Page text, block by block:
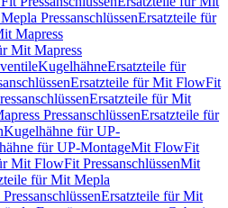
PressanschlüssenErsatzteile für
Mapress
Mit Mapress
KugelhähneErsatzteile für
Ersatzteile für Mit FlowFit
Ersatzteile für Mit
PressanschlüssenErsatzteile für
Kugelhähne für UP-
für UP-MontageMit FlowFit
Mit FlowFit PressanschlüssenMit
für Mit Mepla
Ersatzteile für Mit